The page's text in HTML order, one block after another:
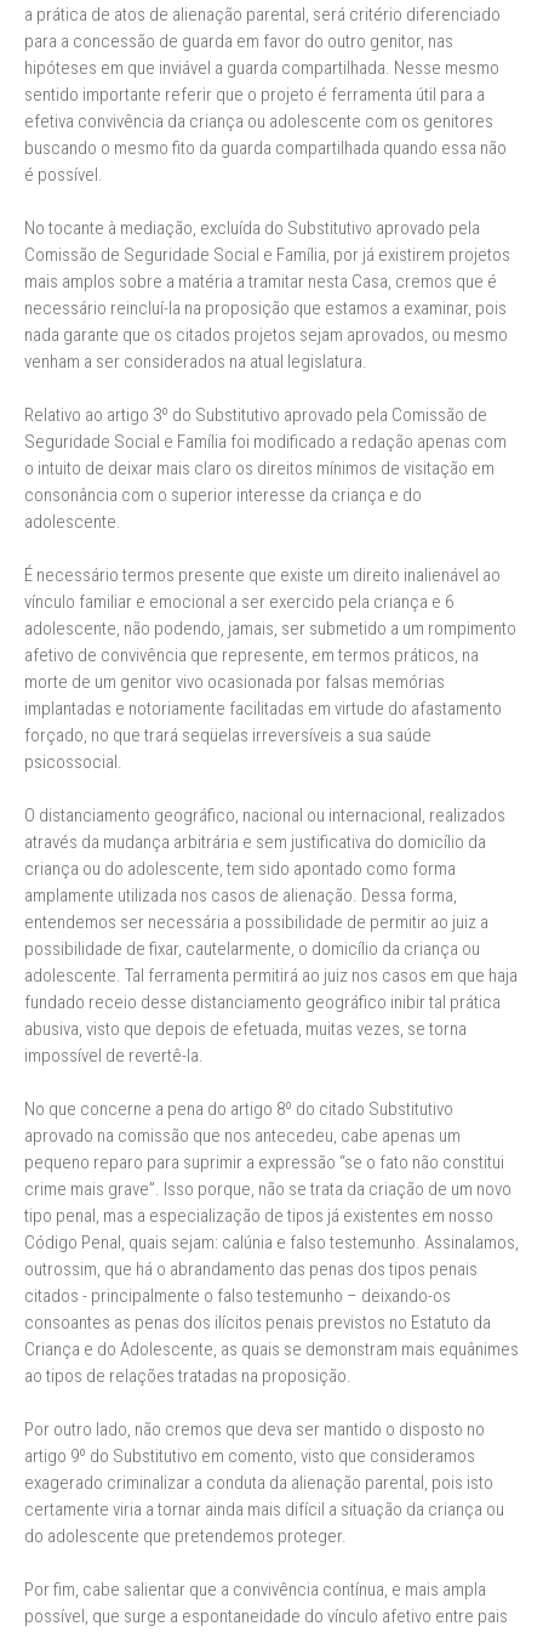
a prática de atos de alienação parental, será critério diferenciado
para a concessão de guarda em favor do outro genitor, nas
hipóteses em que inviável a guarda compartilhada. Nesse mesmo
sentido importante referir que o projeto é ferramenta útil para a
efetiva convivência da criança ou adolescente com os genitores
buscando o mesmo fito da guarda compartilhada quando essa não
é possível.
No tocante à mediação, excluída do Substitutivo aprovado pela
Comissão de Seguridade Social e Família, por já existirem projetos
mais amplos sobre a matéria a tramitar nesta Casa, cremos que é
necessário reincluí-la na proposição que estamos a examinar, pois
nada garante que os citados projetos sejam aprovados, ou mesmo
venham a ser considerados na atual legislatura.
Relativo ao artigo 3º do Substitutivo aprovado pela Comissão de
Seguridade Social e Família foi modificado a redação apenas com
o intuito de deixar mais claro os direitos mínimos de visitação em
consonância com o superior interesse da criança e do
adolescente.
É necessário termos presente que existe um direito inalienável ao
vínculo familiar e emocional a ser exercido pela criança e 6
adolescente, não podendo, jamais, ser submetido a um rompimento
afetivo de convivência que represente, em termos práticos, na
morte de um genitor vivo ocasionada por falsas memórias
implantadas e notoriamente facilitadas em virtude do afastamento
forçado, no que trará seqüelas irreversíveis a sua saúde
psicossocial.
O distanciamento geográfico, nacional ou internacional, realizados
através da mudança arbitrária e sem justificativa do domicílio da
criança ou do adolescente, tem sido apontado como forma
amplamente utilizada nos casos de alienação. Dessa forma,
entendemos ser necessária a possibilidade de permitir ao juiz a
possibilidade de fixar, cautelarmente, o domicílio da criança ou
adolescente. Tal ferramenta permitirá ao juiz nos casos em que haja
fundado receio desse distanciamento geográfico inibir tal prática
abusiva, visto que depois de efetuada, muitas vezes, se torna
impossível de revertê-la.
No que concerne a pena do artigo 8º do citado Substitutivo
aprovado na comissão que nos antecedeu, cabe apenas um
pequeno reparo para suprimir a expressão “se o fato não constitui
crime mais grave”. Isso porque, não se trata da criação de um novo
tipo penal, mas a especialização de tipos já existentes em nosso
Código Penal, quais sejam: calúnia e falso testemunho. Assinalamos,
outrossim, que há o abrandamento das penas dos tipos penais
citados - principalmente o falso testemunho – deixando-os
consoantes as penas dos ilícitos penais previstos no Estatuto da
Criança e do Adolescente, as quais se demonstram mais equânimes
ao tipos de relações tratadas na proposição.
Por outro lado, não cremos que deva ser mantido o disposto no
artigo 9º do Substitutivo em comento, visto que consideramos
exagerado criminalizar a conduta da alienação parental, pois isto
certamente viria a tornar ainda mais difícil a situação da criança ou
do adolescente que pretendemos proteger.
Por fim, cabe salientar que a convivência contínua, e mais ampla
possível, que surge a espontaneidade do vínculo afetivo entre pais